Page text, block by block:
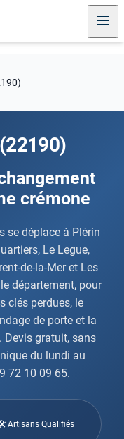
crémone
se déplace à Plérin
Le Legue,
de-la-Mer et Les
département, pour
clés perdues, le
de porte et la
Devis gratuit, sans
du lundi au
72 10 09 65.
Artisans Qualifiés